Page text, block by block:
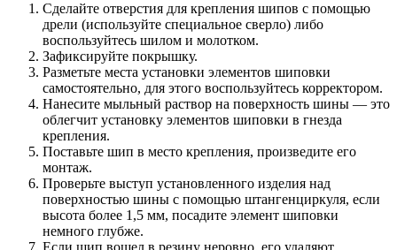
Сделайте отверстия для крепления шипов с помощью
дрели (используйте специальное сверло) либо
воспользуйтесь шилом и молотком.
Зафиксируйте покрышку.
Разметьте места установки элементов шиповки
самостоятельно, для этого воспользуйтесь корректором.
Нанесите мыльный раствор на поверхность шины — это
облегчит установку элементов шиповки в гнезда
крепления.
Поставьте шип в место крепления, произведите его
монтаж.
Проверьте выступ установленного изделия над
поверхностью шины с помощью штангенциркуля, если
высота более 1,5 мм, посадите элемент шиповки
немного глубже.